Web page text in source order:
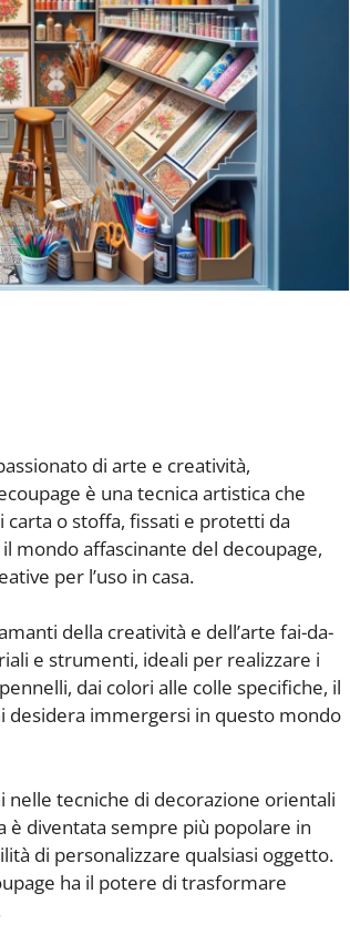
di arte e creatività,
è una tecnica artistica che
o stoffa, fissati e protetti da
mondo affascinante del decoupage,
per l’uso in casa.
della creatività e dell’arte fai-da-
e strumenti, ideali per realizzare i
dai colori alle colle specifiche, il
immergersi in questo mondo
nelle tecniche di decorazione orientali
è diventata sempre più popolare in
di personalizzare qualsiasi oggetto.
ha il potere di trasformare